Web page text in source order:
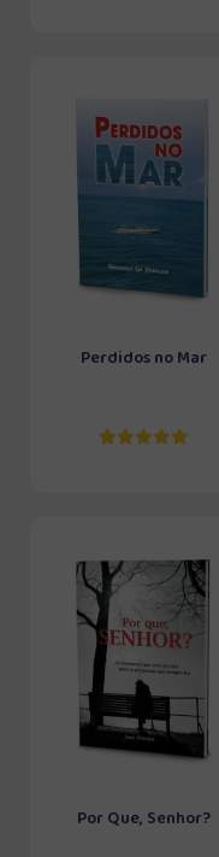
Perdidos no Mar
Por Que, Senhor?